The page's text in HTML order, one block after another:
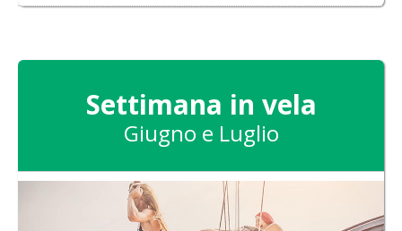
Settimana in vela
Giugno e Luglio